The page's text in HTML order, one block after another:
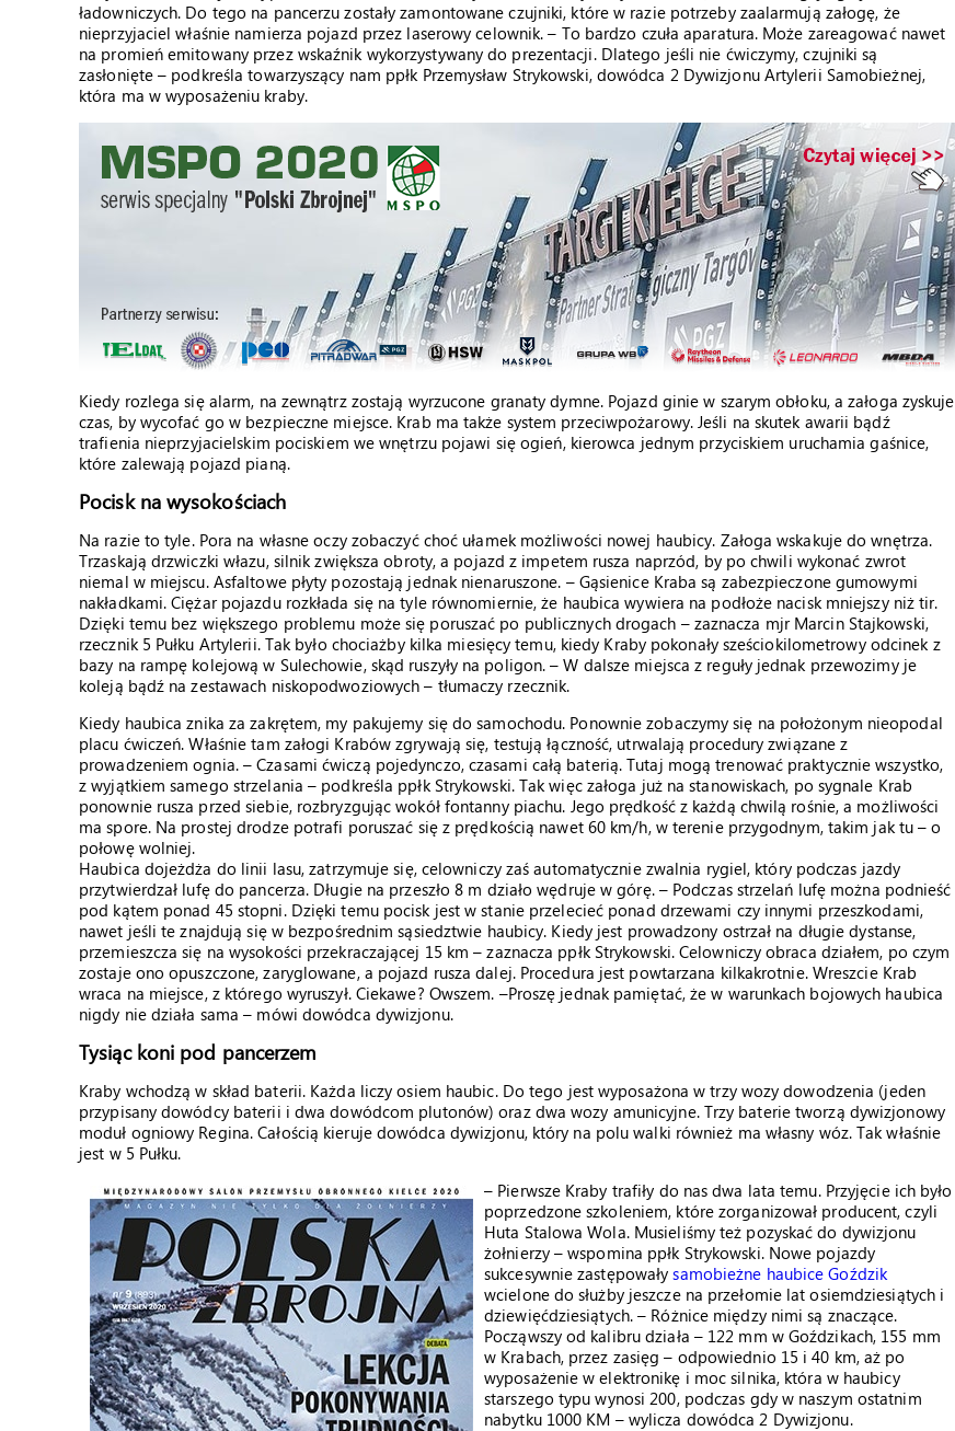
ładowniczych. Do tego na pancerzu zostały zamontowane czujniki, które w razie potrzeby zaalarmują załogę, że
nieprzyjaciel właśnie namierza pojazd przez laserowy celownik. – To bardzo czuła aparatura. Może zareagować nawet
na promień emitowany przez wskaźnik wykorzystywany do prezentacji. Dlatego jeśli nie ćwiczymy, czujniki są
zasłonięte – podkreśla towarzyszący nam ppłk Przemysław Strykowski, dowódca 2 Dywizjonu Artylerii Samobieżnej,
która ma w wyposażeniu kraby.
Kiedy rozlega się alarm, na zewnątrz zostają wyrzucone granaty dymne. Pojazd ginie w szarym obłoku, a załoga zyskuje
czas, by wycofać go w bezpieczne miejsce. Krab ma także system przeciwpożarowy. Jeśli na skutek awarii bądź
trafienia nieprzyjacielskim pociskiem we wnętrzu pojawi się ogień, kierowca jednym przyciskiem uruchamia gaśnice,
które zalewają pojazd pianą.
Pocisk na wysokościach
Na razie to tyle. Pora na własne oczy zobaczyć choć ułamek możliwości nowej haubicy. Załoga wskakuje do wnętrza.
Trzaskają drzwiczki włazu, silnik zwiększa obroty, a pojazd z impetem rusza naprzód, by po chwili wykonać zwrot
niemal w miejscu. Asfaltowe płyty pozostają jednak nienaruszone. – Gąsienice Kraba są zabezpieczone gumowymi
nakładkami. Ciężar pojazdu rozkłada się na tyle równomiernie, że haubica wywiera na podłoże nacisk mniejszy niż tir.
Dzięki temu bez większego problemu może się poruszać po publicznych drogach – zaznacza mjr Marcin Stajkowski,
rzecznik 5 Pułku Artylerii. Tak było chociażby kilka miesięcy temu, kiedy Kraby pokonały sześciokilometrowy odcinek z
bazy na rampę kolejową w Sulechowie, skąd ruszyły na poligon. – W dalsze miejsca z reguły jednak przewozimy je
koleją bądź na zestawach niskopodwoziowych – tłumaczy rzecznik.
Kiedy haubica znika za zakrętem, my pakujemy się do samochodu. Ponownie zobaczymy się na położonym nieopodal
placu ćwiczeń. Właśnie tam załogi Krabów zgrywają się, testują łączność, utrwalają procedury związane z
prowadzeniem ognia. – Czasami ćwiczą pojedynczo, czasami całą baterią. Tutaj mogą trenować praktycznie wszystko,
z wyjątkiem samego strzelania – podkreśla ppłk Strykowski. Tak więc załoga już na stanowiskach, po sygnale Krab
ponownie rusza przed siebie, rozbryzgując wokół fontanny piachu. Jego prędkość z każdą chwilą rośnie, a możliwości
ma spore. Na prostej drodze potrafi poruszać się z prędkością nawet 60 km/h, w terenie przygodnym, takim jak tu – o
połowę wolniej.
Haubica dojeżdża do linii lasu, zatrzymuje się, celowniczy zaś automatycznie zwalnia rygiel, który podczas jazdy
przytwierdzał lufę do pancerza. Długie na przeszło 8 m działo wędruje w górę. – Podczas strzelań lufę można podnieść
pod kątem ponad 45 stopni. Dzięki temu pocisk jest w stanie przelecieć ponad drzewami czy innymi przeszkodami,
nawet jeśli te znajdują się w bezpośrednim sąsiedztwie haubicy. Kiedy jest prowadzony ostrzał na długie dystanse,
przemieszcza się na wysokości przekraczającej 15 km – zaznacza ppłk Strykowski. Celowniczy obraca działem, po czym
zostaje ono opuszczone, zaryglowane, a pojazd rusza dalej. Procedura jest powtarzana kilkakrotnie. Wreszcie Krab
wraca na miejsce, z którego wyruszył. Ciekawe? Owszem. –Proszę jednak pamiętać, że w warunkach bojowych haubica
nigdy nie działa sama – mówi dowódca dywizjonu.
Tysiąc koni pod pancerzem
Kraby wchodzą w skład baterii. Każda liczy osiem haubic. Do tego jest wyposażona w trzy wozy dowodzenia (jeden
przypisany dowódcy baterii i dwa dowódcom plutonów) oraz dwa wozy amunicyjne. Trzy baterie tworzą dywizjonowy
moduł ogniowy Regina. Całością kieruje dowódca dywizjonu, który na polu walki również ma własny wóz. Tak właśnie
jest w 5 Pułku.
– Pierwsze Kraby trafiły do nas dwa lata temu. Przyjęcie ich było
poprzedzone szkoleniem, które zorganizował producent, czyli
Huta Stalowa Wola. Musieliśmy też pozyskać do dywizjonu
żołnierzy – wspomina ppłk Strykowski. Nowe pojazdy
sukcesywnie zastępowałysamobieżne haubice Goździk
wcielone do służby jeszcze na przełomie lat osiemdziesiątych i
dziewięćdziesiątych. – Różnice między nimi są znaczące.
Począwszy od kalibru działa – 122 mm w Goździkach, 155 mm
w Krabach, przez zasięg – odpowiednio 15 i 40 km, aż po
wyposażenie w elektronikę i moc silnika, która w haubicy
starszego typu wynosi 200, podczas gdy w naszym ostatnim
nabytku 1000 KM – wylicza dowódca 2 Dywizjonu.